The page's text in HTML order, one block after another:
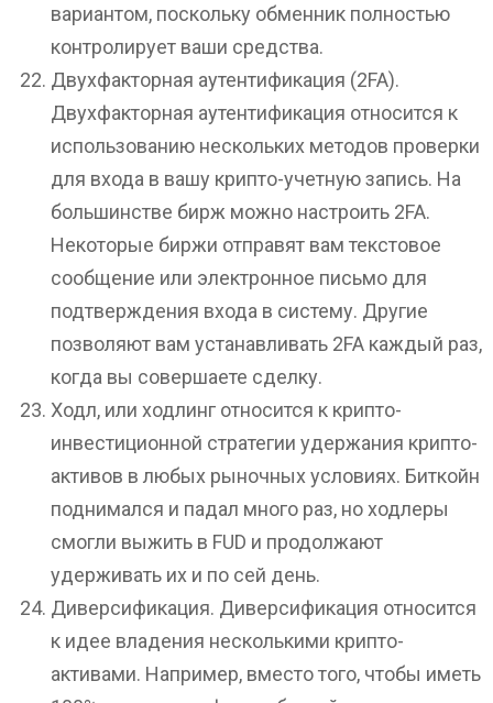
вариантом, поскольку обменник полностью
контролирует ваши средства.
Двухфакторная аутентификация (2FA).
Двухфакторная аутентификация относится к
использованию нескольких методов проверки
для входа в вашу крипто-учетную запись. На
большинстве бирж можно настроить 2FA.
Некоторые биржи отправят вам текстовое
сообщение или электронное письмо для
подтверждения входа в систему. Другие
позволяют вам устанавливать 2FA каждый раз,
когда вы совершаете сделку.
Ходл, или ходлинг относится к крипто-
инвестиционной стратегии удержания крипто-
активов в любых рыночных условиях. Биткойн
поднимался и падал много раз, но ходлеры
смогли выжить в FUD и продолжают
удерживать их и по сей день.
Диверсификация. Диверсификация относится
к идее владения несколькими крипто-
активами. Например, вместо того, чтобы иметь